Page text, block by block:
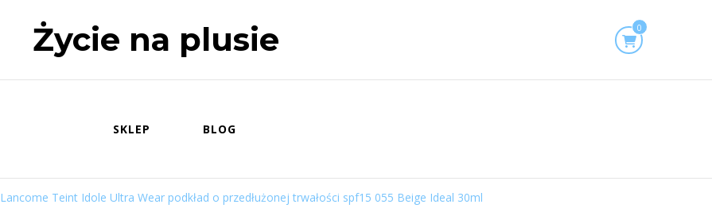
Życie na plusie 0
SKLEP BLOG
Lancome Teint Idole Ultra Wear podkład o przedłużonej trwałości spf15 055 Beige Ideal 30ml